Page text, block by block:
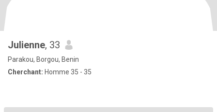
Julienne, 33
Parakou, Borgou, Benin
Cherchant: Homme 35 - 35